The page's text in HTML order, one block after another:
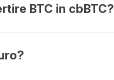
BTC in cbBTC?